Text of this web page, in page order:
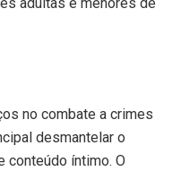
no combate a crimes
desmantelar o
conteúdo íntimo. O